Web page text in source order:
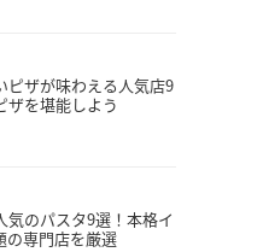
ピザが味わえる人気店9
ザを堪能しよう
気のパスタ9選！本格イ
の専門店を厳選